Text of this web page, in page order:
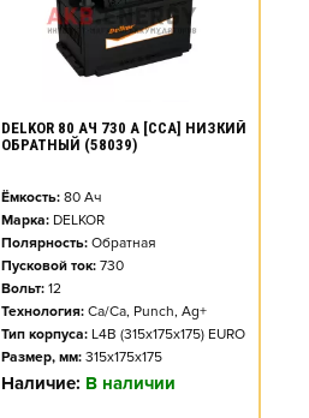
DELKOR 80 АЧ 730 А [CCA] НИЗКИЙ
ОБРАТНЫЙ (58039)
Ёмкость: 80Ач
Марка: DELKOR
Полярность: Обратная
Пусковой ток: 730
Вольт: 12
Технология: Ca/Ca, Punch, Ag+
Тип корпуса: L4B (315x175x175) EURO
Размер, мм: 315x175x175
Наличие: В наличии